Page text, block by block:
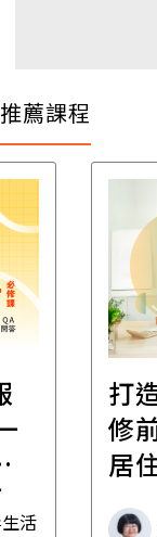
推薦課程
活
打
修
居